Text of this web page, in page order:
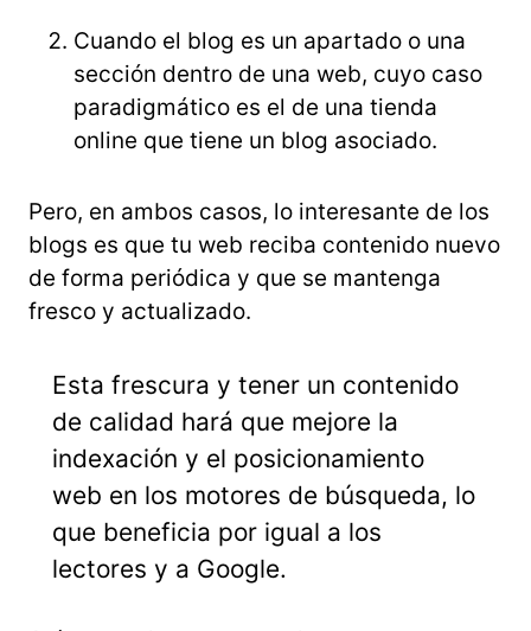
Cuando el blog es un apartado o una
sección dentro de una web, cuyo caso
paradigmático es el de una tienda
online que tiene un blog asociado.
Pero, en ambos casos, lo interesante de los
blogs es que tu web reciba contenido nuevo
de forma periódica y que se mantenga
fresco y actualizado.
Esta frescura y tener un contenido
de calidad hará que mejore la
indexación y el posicionamiento
web en los motores de búsqueda, lo
que beneficia por igual a los
lectores y a Google.